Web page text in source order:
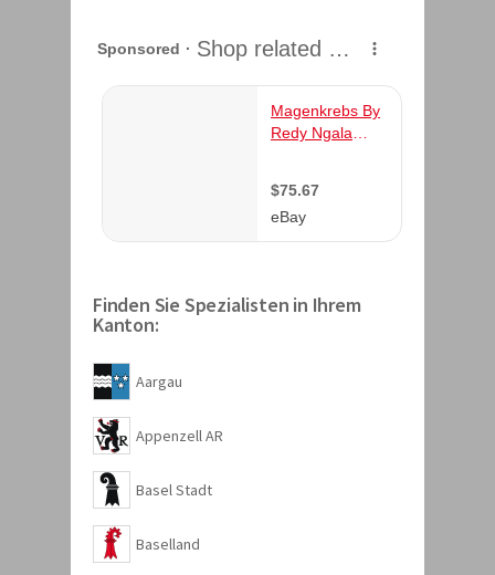
Finden Sie Spezialisten in Ihrem
Kanton:
Aargau
Appenzell AR
Basel Stadt
Baselland